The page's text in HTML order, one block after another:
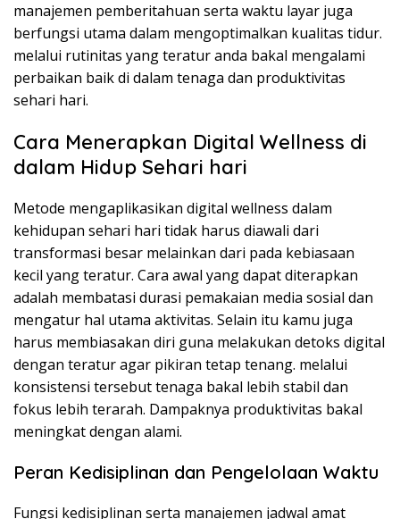
manajemen pemberitahuan serta waktu layar juga
berfungsi utama dalam mengoptimalkan kualitas tidur.
melalui rutinitas yang teratur anda bakal mengalami
perbaikan baik di dalam tenaga dan produktivitas
sehari hari.
Cara Menerapkan Digital Wellness di
dalam Hidup Sehari hari
Metode mengaplikasikan digital wellness dalam
kehidupan sehari hari tidak harus diawali dari
transformasi besar melainkan dari pada kebiasaan
kecil yang teratur. Cara awal yang dapat diterapkan
adalah membatasi durasi pemakaian media sosial dan
mengatur hal utama aktivitas. Selain itu kamu juga
harus membiasakan diri guna melakukan detoks digital
dengan teratur agar pikiran tetap tenang. melalui
konsistensi tersebut tenaga bakal lebih stabil dan
fokus lebih terarah. Dampaknya produktivitas bakal
meningkat dengan alami.
Peran Kedisiplinan dan Pengelolaan Waktu
Fungsi kedisiplinan serta manajemen jadwal amat